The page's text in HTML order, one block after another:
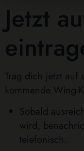
Jetzt
Trag dich jetzt auf
kommende Wing-
Sobald
wird,
telefonisch.